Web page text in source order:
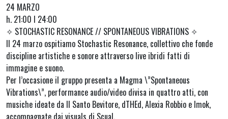
24 MARZO
h. 21:00 I 24:00
✧ STOCHASTIC RESONANCE // SPONTANEOUS VIBRATIONS ✧
Il 24 marzo ospitiamo Stochastic Resonance, collettivo che fonde
discipline artistiche e sonore attraverso live ibridi fatti di
immagine e suono.
Per l’occasione il gruppo presenta a Magma \”Spontaneous
Vibrations\”, performance audio/video divisa in quattro atti, con
musiche ideate da Il Santo Bevitore, dTHEd, Alexia Robbio e Imok,
accompagnate dai visuals di Scual.